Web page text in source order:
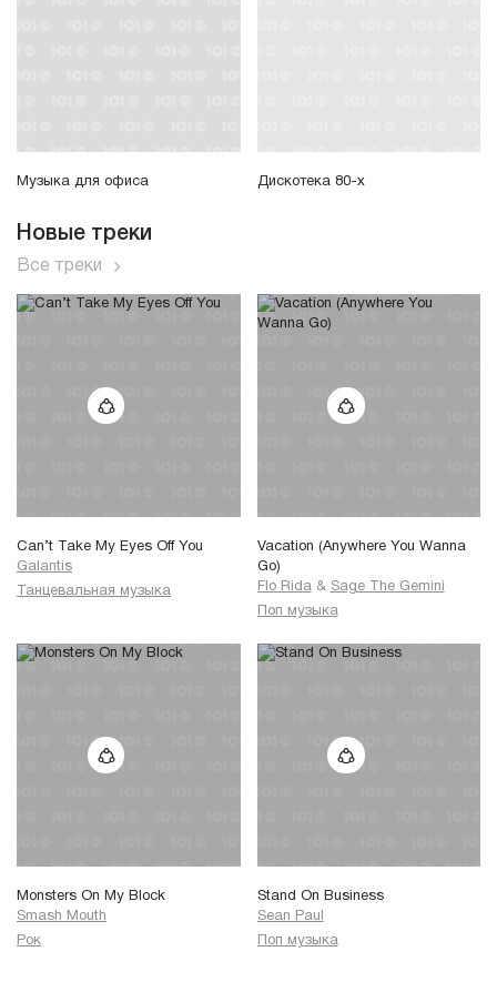
Музыка для офиса Дискотека 80-х
Новые треки
Все треки
Can’t Take My Eyes Off You
Galantis
Танцевальная музыка
Vacation (Anywhere You Wanna
Go)
Flo Rida & Sage The Gemini
Поп музыка
Monsters On My Block
Smash Mouth
Рок
Stand On Business
Sean Paul
Поп музыка